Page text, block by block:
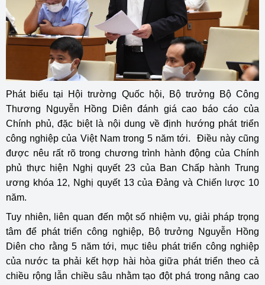
Phát biểu tại Hội trường Quốc hội, Bộ trưởng Bộ Công
Thương Nguyễn Hồng Diên đánh giá cao báo cáo của
Chính phủ, đặc biệt là nội dung về định hướng phát triển
công nghiệp của Việt Nam trong 5 năm tới. Điều này cũng
được nêu rất rõ trong chương trình hành động của Chính
phủ thực hiện Nghị quyết 23 của Ban Chấp hành Trung
ương khóa 12, Nghị quyết 13 của Đảng và Chiến lược 10
năm.
Tuy nhiên, liên quan đến một số nhiệm vụ, giải pháp trọng
tâm để phát triển công nghiệp, Bộ trưởng Nguyễn Hồng
Diên cho rằng 5 năm tới, mục tiêu phát triển công nghiệp
của nước ta phải kết hợp hài hòa giữa phát triển theo cả
chiều rộng lẫn chiều sâu nhằm tạo đột phá trong nâng cao